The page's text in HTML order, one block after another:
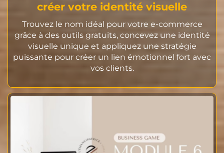
créer votre identité visuelle
Trouvez le nom idéal pour votre e-commerce
grâce à des outils gratuits, concevez une identité
visuelle unique et appliquez une stratégie
puissante pour créer un lien émotionnel fort avec
vos clients.